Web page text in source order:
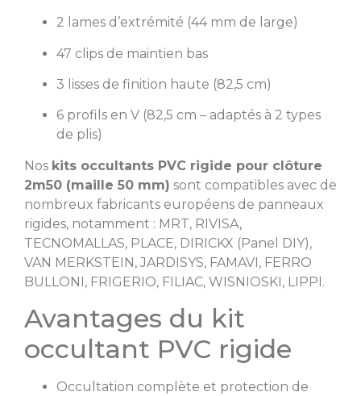
2 lames d’extrémité (44 mm de large)
47 clips de maintien bas
3 lisses de finition haute (82,5 cm)
6 profils en V (82,5 cm – adaptés à 2 types
de plis)
Nos kits occultants PVC rigide pour clôture
2m50 (maille 50 mm) sont compatibles avec de
nombreux fabricants européens de panneaux
rigides, notamment : MRT, RIVISA,
TECNOMALLAS, PLACE, DIRICKX (Panel DIY),
VAN MERKSTEIN, JARDISYS, FAMAVI, FERRO
BULLONI, FRIGERIO, FILIAC, WISNIOSKI, LIPPI.
Avantages du kit
occultant PVC rigide
Occultation complète et protection de